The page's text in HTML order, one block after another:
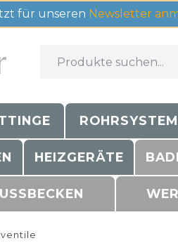
für unseren Newsletter
HEIZGERÄTE